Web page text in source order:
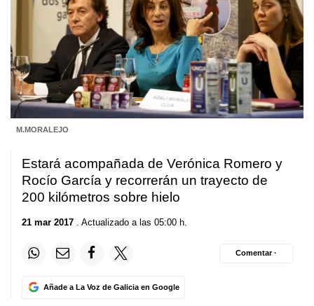
M.MORALEJO
Estará acompañada de Verónica Romero y
Rocío García y recorrerán un trayecto de
200 kilómetros sobre hielo
21 mar 2017 . Actualizado a las 05:00 h.
Añade a La Voz de Galicia en Google
Comentar ·